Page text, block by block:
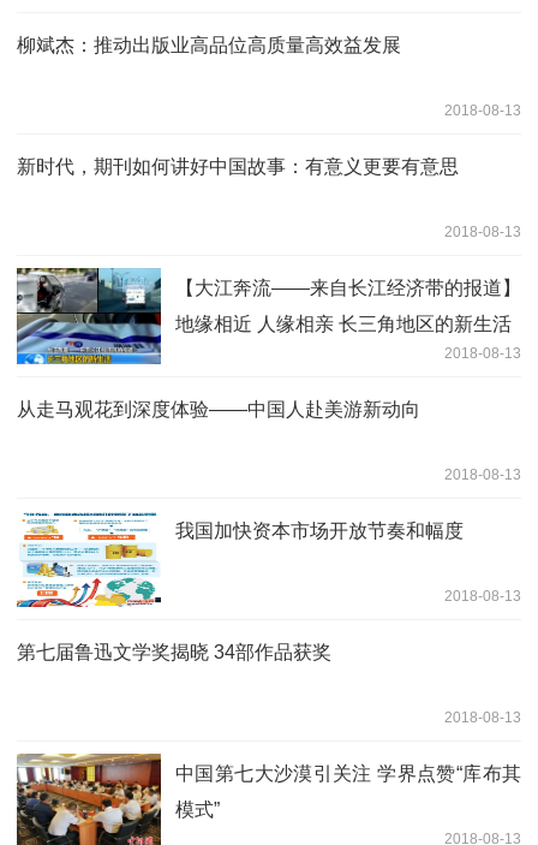
柳斌杰：推动出版业高品位高质量高效益发展
2018-08-13
新时代，期刊如何讲好中国故事：有意义更要有意思
2018-08-13
【大江奔流——来自长江经济带的报道】
地缘相近 人缘相亲 长三角地区的新生活
2018-08-13
从走马观花到深度体验——中国人赴美游新动向
2018-08-13
我国加快资本市场开放节奏和幅度
2018-08-13
第七届鲁迅文学奖揭晓 34部作品获奖
2018-08-13
中国第七大沙漠引关注 学界点赞“库布其
模式”
2018-08-13